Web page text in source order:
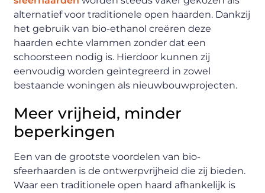
alternatief voor traditionele open haarden. Dankzij
het gebruik van bio-ethanol creëren deze
haarden echte vlammen zonder dat een
schoorsteen nodig is. Hierdoor kunnen zij
eenvoudig worden geïntegreerd in zowel
bestaande woningen als nieuwbouwprojecten.
Meer vrijheid, minder
beperkingen
Een van de grootste voordelen van bio-
sfeerhaarden is de ontwerpvrijheid die zij bieden.
Waar een traditionele open haard afhankelijk is